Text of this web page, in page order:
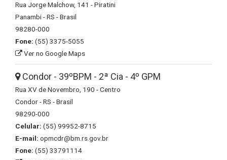
Rua Jorge Malchow, 141 - Piratini
Panambi - RS - Brasil
98280-000
Fone: (55) 3375-5055
Ver no Google Maps
Condor - 39ºBPM - 2ª Cia - 4º GPM
Rua XV de Novembro, 190 - Centro
Condor - RS - Brasil
98290-000
Celular: (55) 99952-8715
E-mail: opmcdr@bm.rs.gov.br
Fone: (55) 33791114